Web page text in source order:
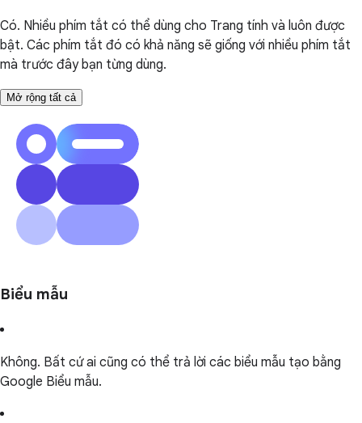
Có. Nhiều phím tắt có thể dùng cho Trang tính và luôn được
bật. Các phím tắt đó có khả năng sẽ giống với nhiều phím tắt
mà trước đây bạn từng dùng.
Mở rộng tất cả
Biểu mẫu
Không. Bất cứ ai cũng có thể trả lời các biểu mẫu tạo bằng
Google Biểu mẫu.